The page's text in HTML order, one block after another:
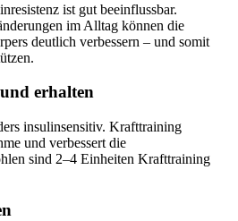
ist gut beeinflussbar.
im Alltag können die
deutlich verbessern – und somit
erhalten
insulinsensitiv. Krafttraining
und verbessert die
sind 2–4 Einheiten Krafttraining